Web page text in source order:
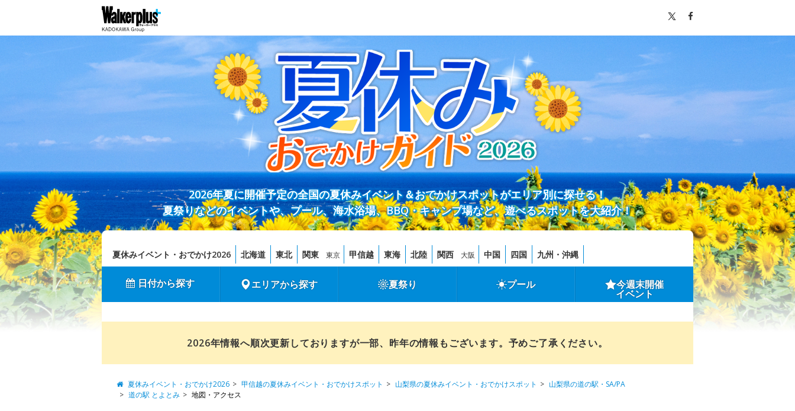
2026年夏に開催予定の全国の夏休みイベント＆おでかけスポットがエリア別に探せる！
夏祭りなどのイベントや、プール、海水浴場、BBQ・キャンプ場など、遊べるスポットを大紹介！
夏休みイベント・おでかけ2026 北海道 東北 関東 東京 甲信越 東海 北陸 関西 大阪 中国 四国 九州・沖縄
日付から探す エリアから探す 夏祭り プール 今週末開催
イベント
2026年情報へ順次更新しておりますが一部、昨年の情報もございます。予めご了承ください。
夏休みイベント・おでかけ2026 甲信越の夏休みイベント・おでかけスポット 山梨県の夏休みイベント・おでかけスポット
山梨県の道の駅・SA/PA
道の駅 とよとみ
地図・アクセス